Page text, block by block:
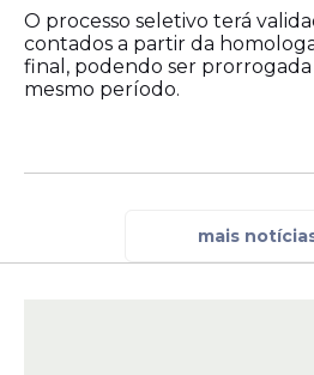
O processo seletivo terá
contados a partir da
final, podendo ser
mesmo período.
mais